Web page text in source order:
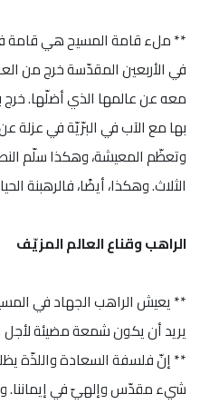
** ملء قامة المسيح هي قامة
في الأربعين المقدّسة خرج من
معه عن عالمها الذي أضلّها.
بها مع الآب في البرّيّة في
وتعظّم المعيشة، وهكذا سلّم
الثلاث. وهكذا، أيضًا، فالرهبنة
الراهب وقناع العالم المزيّف
** يعيش الراهب الجهاد في
يريد أن يكون شمعة مضيئة لأجل
** إنّ فلسفة السعادة واللذّة
شيء مقدّس وإلهيّ في إيماننا.